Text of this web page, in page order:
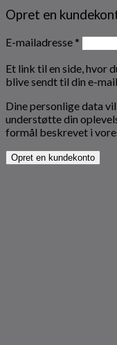
Opret en
E-mailadresse *
Et link til en side, hvor
blive sendt til din e-
Dine personlige data
understøtte din
formål beskrevet i
Opret en kundekonto